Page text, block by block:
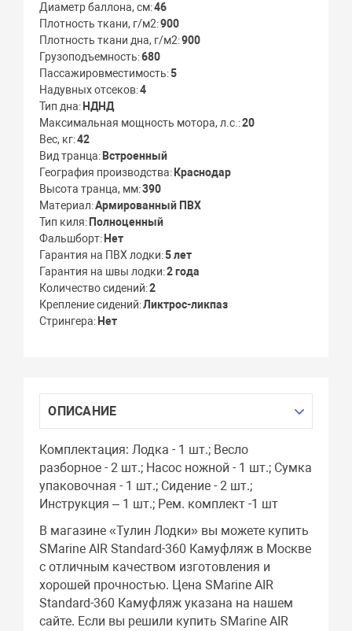
Диаметр баллона, см 46
Плотность ткани, г/м2 900
Плотность ткани дна, г/м2 900
Грузоподъемность 680
Пассажировместимость 5
Надувных отсеков 4
Тип дна НДНД
Максимальная мощность мотора, л.с. 20
Вес, кг 42
Вид транца Встроенный
География производства Краснодар
Высота транца, мм 390
Материал Армированный ПВХ
Тип киля Полноценный
Фальшборт Нет
Гарантия на ПВХ лодки 5 лет
Гарантия на швы лодки 2 года
Количество сидений 2
Крепление сидений Ликтрос-ликпаз
Стрингера Нет
ОПИСАНИЕ
Комплектация: Лодка - 1 шт.; Весло
разборное - 2 шт.; Насос ножной - 1 шт.; Сумка
упаковочная - 1 шт.; Сидение - 2 шт.;
Инструкция – 1 шт.; Рем. комплект -1 шт
В магазине «Тулин Лодки» вы можете купить
SMarine AIR Standard-360 Камуфляж в Москве
с отличным качеством изготовления и
хорошей прочностью. Цена SMarine AIR
Standard-360 Камуфляж указана на нашем
сайте. Если вы решили купить SMarine AIR